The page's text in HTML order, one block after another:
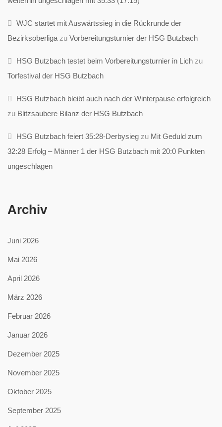
WJC startet mit Auswärtssieg in die Rückrunde der
Bezirksoberliga zu Vorbereitungsturnier der HSG Butzbach
HSG Butzbach testet beim Vorbereitungsturnier in Lich zu
Torfestival der HSG Butzbach
HSG Butzbach bleibt auch nach der Winterpause erfolgreich
zu Blitzsaubere Bilanz der HSG Butzbach
HSG Butzbach feiert 35:28-Derbysieg zu Mit Geduld zum
32:28 Erfolg – Männer 1 der HSG Butzbach mit 20:0 Punkten
ungeschlagen
Archiv
Juni 2026
Mai 2026
April 2026
März 2026
Februar 2026
Januar 2026
Dezember 2025
November 2025
Oktober 2025
September 2025